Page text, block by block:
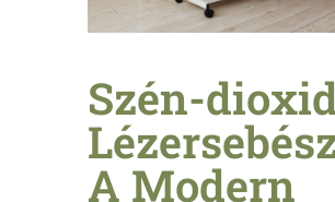
Szén-
A Modern